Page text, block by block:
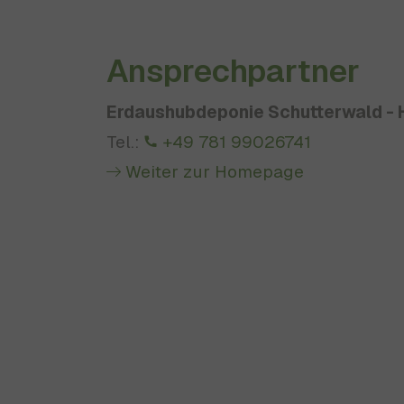
Ansprechpartner
Erdaushubdeponie Schutterwald -
Tel.:
+49 781 99026741
Weiter zur Homepage